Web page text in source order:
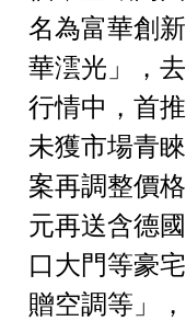
名為富華創
華澐光」，
行情中，首
未獲市場青
案再調整價
元再送含德
口大門等豪
贈空調等」